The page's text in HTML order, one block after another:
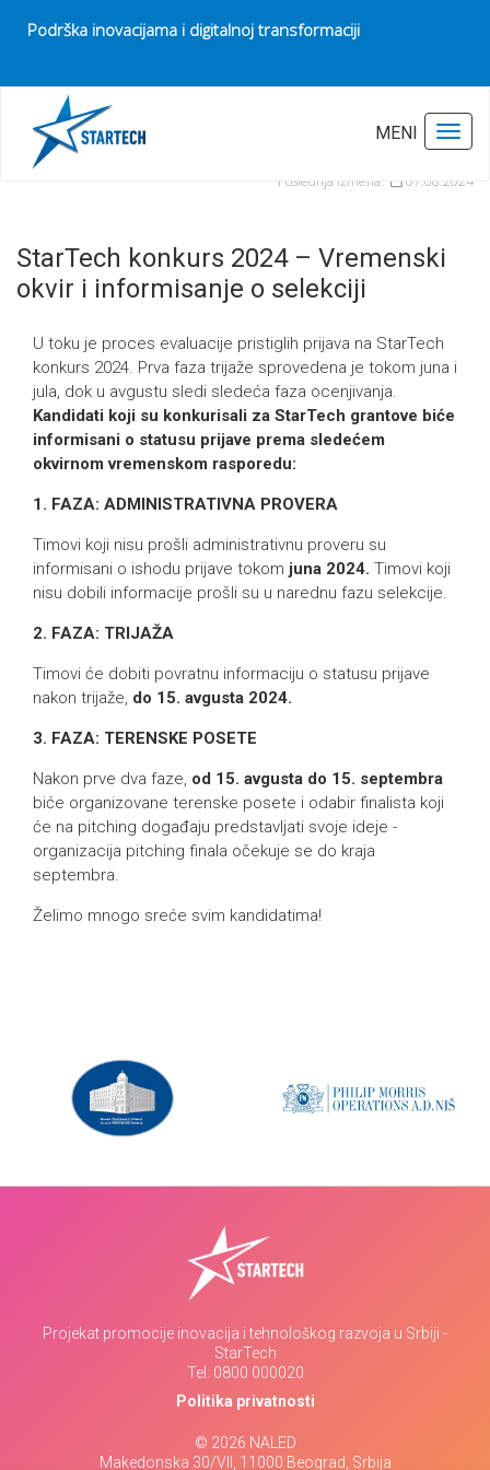
Podrška inovacijama i digitalnoj transformaciji
MENI
Pocetna
Vesti
StarTech konkurs 2024 – Vremenski okvir i informisanje o selekciji
Poslednja izmena:
07.08.2024
StarTech konkurs 2024 – Vremenski
okvir i informisanje o selekciji
U toku je proces evaluacije pristiglih prijava na StarTech
konkurs 2024. Prva faza trijaže sprovedena je tokom juna i
jula, dok u avgustu sledi sledeća faza ocenjivanja.
Kandidati koji su konkurisali za StarTech grantove biće
informisani o statusu prijave prema sledećem
okvirnom vremenskom rasporedu:
1. FAZA: ADMINISTRATIVNA PROVERA
Timovi koji nisu prošli administrativnu proveru su
informisani o ishodu prijave tokom juna 2024. Timovi koji
nisu dobili informacije prošli su u narednu fazu selekcije.
2. FAZA: TRIJAŽA
Timovi će dobiti povratnu informaciju o statusu prijave
nakon trijaže, do 15. avgusta 2024.
3. FAZA: TERENSKE POSETE
Nakon prve dva faze, od 15. avgusta do 15. septembra
biće organizovane terenske posete i odabir finalista koji
će na pitching događaju predstavljati svoje ideje -
organizacija pitching finala očekuje se do kraja
septembra.
Želimo mnogo sreće svim kandidatima!
Projekat promocije inovacija i tehnološkog razvoja u Srbiji -
StarTech
Tel: 0800 000020
Politika privatnosti
© 2026 NALED
Makedonska 30/VII, 11000 Beograd, Srbija